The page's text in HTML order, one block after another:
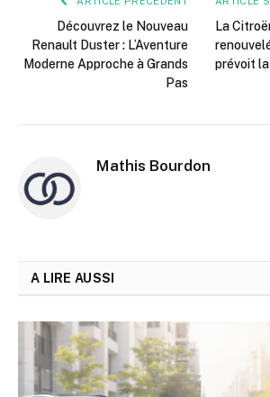
Découvrez le Nouveau
Renault Duster : L’Aventure
Moderne Approche à Grands
Pas
La
prévoit
Mathis Bourdon
A LIRE AUSSI